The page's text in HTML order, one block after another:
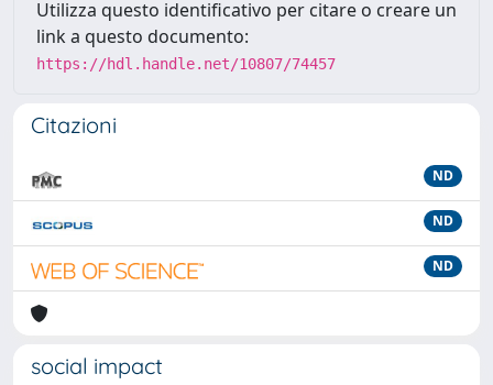
Utilizza questo identificativo per citare o creare un
link a questo documento:
https://hdl.handle.net/10807/74457
Citazioni
ND
ND
ND
social impact